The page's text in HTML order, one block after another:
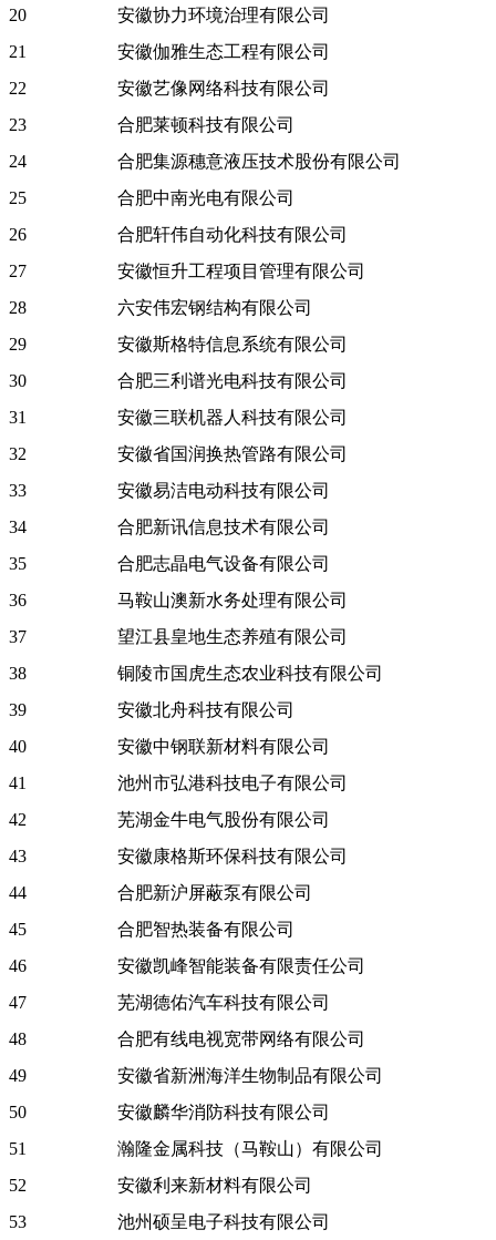
20
安徽协力环境治理有限公司
21
安徽伽雅生态工程有限公司
22
安徽艺像网络科技有限公司
23
合肥莱顿科技有限公司
24
合肥集源穗意液压技术股份有限公司
25
合肥中南光电有限公司
26
合肥轩伟自动化科技有限公司
27
安徽恒升工程项目管理有限公司
28
六安伟宏钢结构有限公司
29
安徽斯格特信息系统有限公司
30
合肥三利谱光电科技有限公司
31
安徽三联机器人科技有限公司
32
安徽省国润换热管路有限公司
33
安徽易洁电动科技有限公司
34
合肥新讯信息技术有限公司
35
合肥志晶电气设备有限公司
36
马鞍山澳新水务处理有限公司
37
望江县皇地生态养殖有限公司
38
铜陵市国虎生态农业科技有限公司
39
安徽北舟科技有限公司
40
安徽中钢联新材料有限公司
41
池州市弘港科技电子有限公司
42
芜湖金牛电气股份有限公司
43
安徽康格斯环保科技有限公司
44
合肥新沪屏蔽泵有限公司
45
合肥智热装备有限公司
46
安徽凯峰智能装备有限责任公司
47
芜湖德佑汽车科技有限公司
48
合肥有线电视宽带网络有限公司
49
安徽省新洲海洋生物制品有限公司
50
安徽麟华消防科技有限公司
51
瀚隆金属科技（马鞍山）有限公司
52
安徽利来新材料有限公司
53
池州硕呈电子科技有限公司